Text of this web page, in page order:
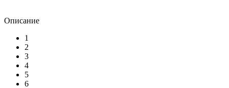
Описание
1
2
3
4
5
6